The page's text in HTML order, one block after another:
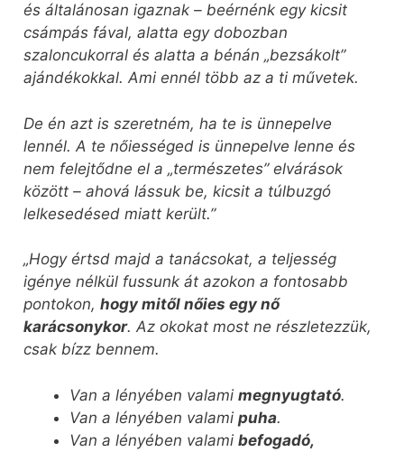
és általánosan igaznak – beérnénk egy kicsit
csámpás fával, alatta egy dobozban
szaloncukorral és alatta a bénán „bezsákolt”
ajándékokkal. Ami ennél több az a ti művetek.
De én azt is szeretném, ha te is ünnepelve
lennél. A te nőiességed is ünnepelve lenne és
nem felejtődne el a „természetes” elvárások
között – ahová lássuk be, kicsit a túlbuzgó
lelkesedésed miatt került.”
„Hogy értsd majd a tanácsokat, a teljesség
igénye nélkül fussunk át azokon a fontosabb
pontokon, hogy mitől nőies egy nő
karácsonykor. Az okokat most ne részletezzük,
csak bízz bennem.
Van a lényében valami megnyugtató.
Van a lényében valami puha.
Van a lényében valami befogadó,